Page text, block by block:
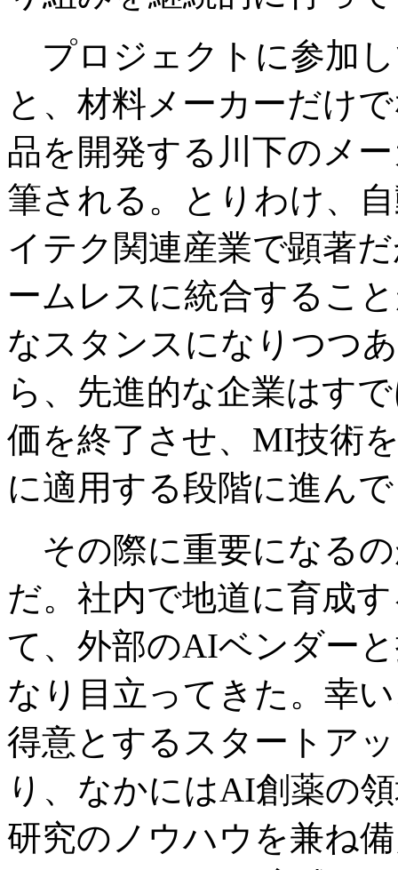
プロジェクトに参加
と、材料メーカーだけ
品を開発する川下のメ
筆される。とりわけ、
イテク関連産業で顕著
ームレスに統合するこ
なスタンスになりつつ
ら、先進的な企業はす
価を終了させ、MI技術
に適用する段階に進ん
その際に重要になる
だ。社内で地道に育成
て、外部のAIベンダー
なり目立ってきた。幸
得意とするスタートア
り、なかにはAI創薬の
研究のノウハウを兼ね